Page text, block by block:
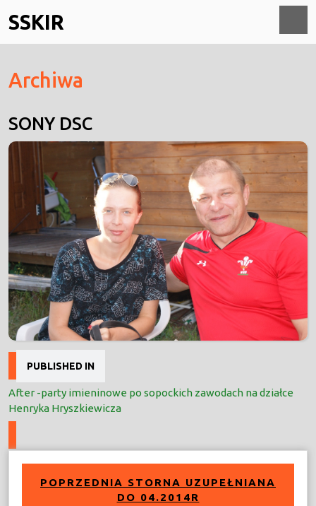
to
content
SSKIR
Archiwa
SONY DSC
Nawigacja
wpisu
PUBLISHED IN
After -party imieninowe po sopockich zawodach na działce
Henryka Hryszkiewicza
POPRZEDNIA STORNA UZUPEŁNIANA
DO 04.2014R